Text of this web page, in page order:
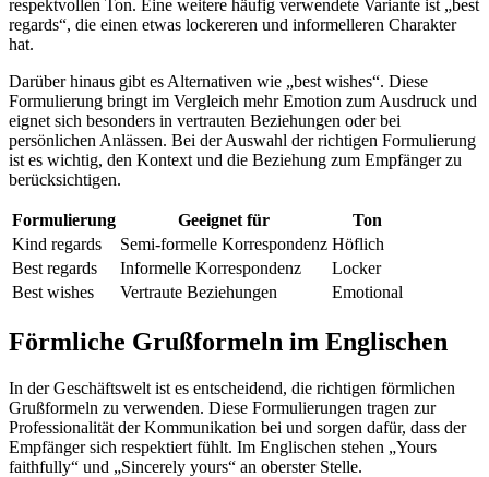
respektvollen Ton. Eine weitere häufig verwendete Variante ist „best
regards“, die einen etwas lockereren und informelleren Charakter
hat.
Darüber hinaus gibt es Alternativen wie „best wishes“. Diese
Formulierung bringt im Vergleich mehr Emotion zum Ausdruck und
eignet sich besonders in vertrauten Beziehungen oder bei
persönlichen Anlässen. Bei der Auswahl der richtigen Formulierung
ist es wichtig, den Kontext und die Beziehung zum Empfänger zu
berücksichtigen.
Formulierung Geeignet für
Ton
Kind regards
Semi-formelle Korrespondenz Höflich
Best regards
Informelle Korrespondenz
Locker
Best wishes
Vertraute Beziehungen Emotional
Förmliche Grußformeln im Englischen
In der Geschäftswelt ist es entscheidend, die richtigen förmlichen
Grußformeln zu verwenden. Diese Formulierungen tragen zur
Professionalität der Kommunikation bei und sorgen dafür, dass der
Empfänger sich respektiert fühlt. Im Englischen stehen „Yours
faithfully“ und „Sincerely yours“ an oberster Stelle.